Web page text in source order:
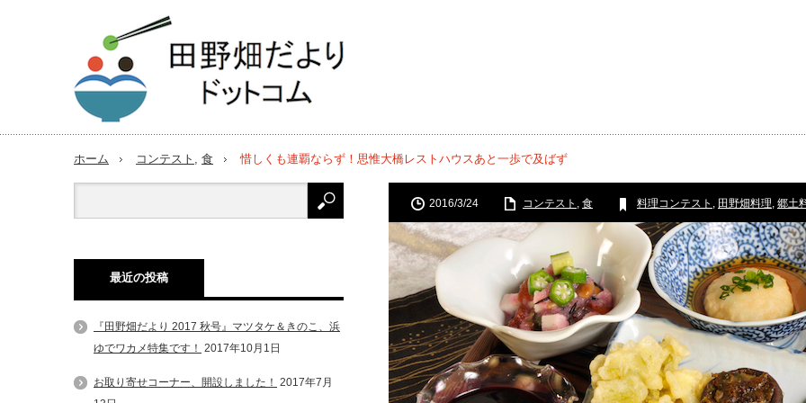
ホーム コンテスト , 食 惜しくも連覇ならず！思惟大橋レストハウスあと一歩で及ばず
2016/3/24 コンテスト , 食 料理コンテスト , 田野畑料理, 郷土
最近の投稿
『田野畑だより 2017 秋号』マツタケ＆きのこ、浜
ゆでワカメ特集です！ 2017年10月1日
お取り寄せコーナー、開設しました！ 2017年7月